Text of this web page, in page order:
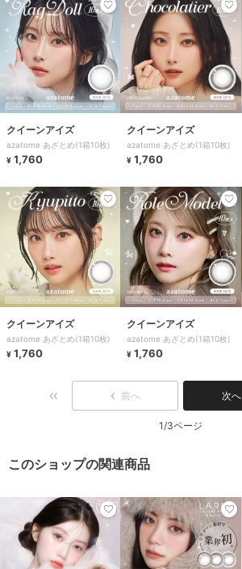
クイーンアイズ
azatome あざとめ(1箱10枚)
¥ 1,760
クイーンアイズ
azatome あざとめ(1箱10枚)
¥ 1,760
クイーンアイズ
azatome あざとめ(1箱10枚)
¥ 1,760
クイーンアイズ
azatome あざとめ(1箱10枚)
¥ 1,760
前へ 次へ
1/3ページ
このショップの関連商品